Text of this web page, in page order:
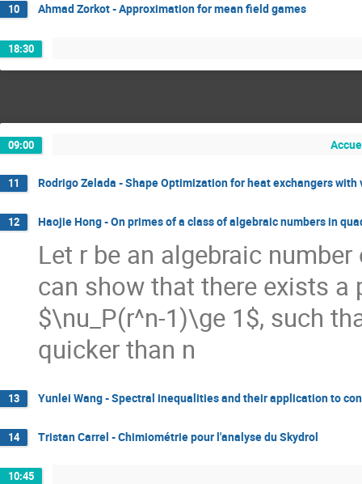
10 Ahmad Zorkot - Approximation for mean field games
18:30
09:00
11 Rodrigo Zelada - Shape Optimization for heat exchangers
12 Haojie Hong - On primes of a class of algebraic numbers in
Let r be an algebraic
can show that there exists
$\nu_P(r^n-1)\ge 1$, such
quicker than n
13 Yunlei Wang - Spectral inequalities and their application to
14 Tristan Carrel - Chimiométrie pour l'analyse du Skydrol
10:45